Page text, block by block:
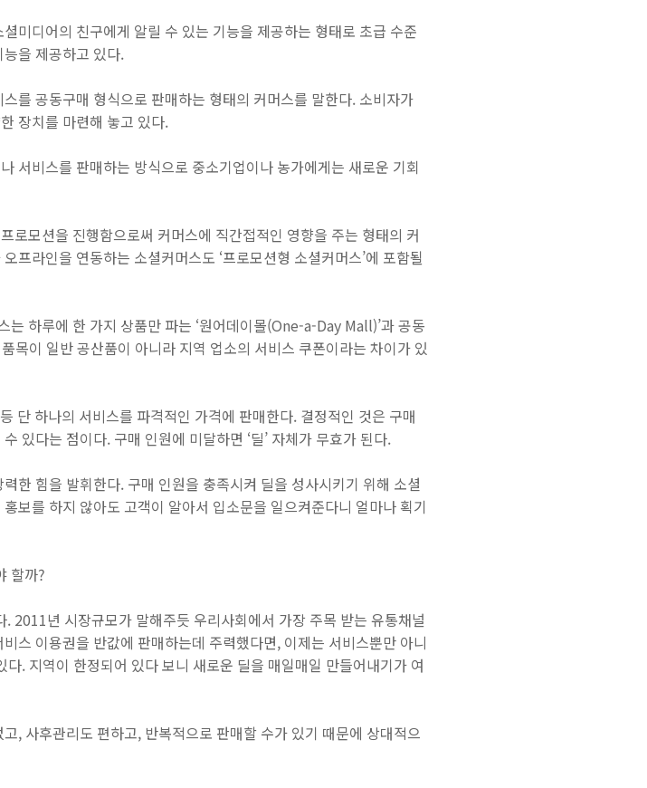
미디어의 친구에게 알릴 수 있는 기능을 제공하는 형태로 초급 수준
을 제공하고 있다.
를 공동구매 형식으로 판매하는 형태의 커머스를 말한다. 소비자가
장치를 마련해 놓고 있다.
서비스를 판매하는 방식으로 중소기업이나 농가에게는 새로운 기회
로모션을 진행함으로써 커머스에 직간접적인 영향을 주는 형태의 커
프라인을 연동하는 소셜커머스도 ‘프로모션형 소셜커머스’에 포함될
하루에 한 가지 상품만 파는 ‘원어데이몰(One-a-Day Mall)’과 공동
목이 일반 공산품이 아니라 지역 업소의 서비스 쿠폰이라는 차이가 있
단 하나의 서비스를 파격적인 가격에 판매한다. 결정적인 것은 구매
있다는 점이다. 구매 인원에 미달하면 ‘딜’ 자체가 무효가 된다.
한 힘을 발휘한다. 구매 인원을 충족시켜 딜을 성사시키기 위해 소셜
보를 하지 않아도 고객이 알아서 입소문을 일으켜준다니 얼마나 획기
할까?
2011년 시장규모가 말해주듯 우리사회에서 가장 주목 받는 유통채널
스 이용권을 반값에 판매하는데 주력했다면, 이제는 서비스뿐만 아니
. 지역이 한정되어 있다 보니 새로운 딜을 매일매일 만들어내기가 여
, 사후관리도 편하고, 반복적으로 판매할 수가 있기 때문에 상대적으